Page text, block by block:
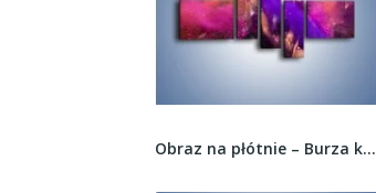
Obraz na płótnie – Burza kolorowego piachu –...